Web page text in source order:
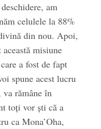
am
celulele la 88%
din nou. Apoi,
misiune
a fost de fapt
spune acest lucru
va rămâne în
toți vor ști că a
ca Mona’Oha,